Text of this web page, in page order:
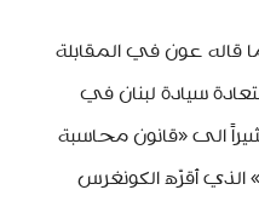
قاله عون في المقابلة
سيادة لبنان في
الى «قانون محاسبة
الذي أقرّه الكونغرس